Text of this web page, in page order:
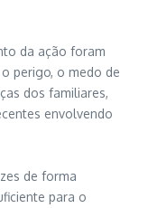
da ação foram
perigo, o medo de
dos familiares,
envolvendo
de forma
para o